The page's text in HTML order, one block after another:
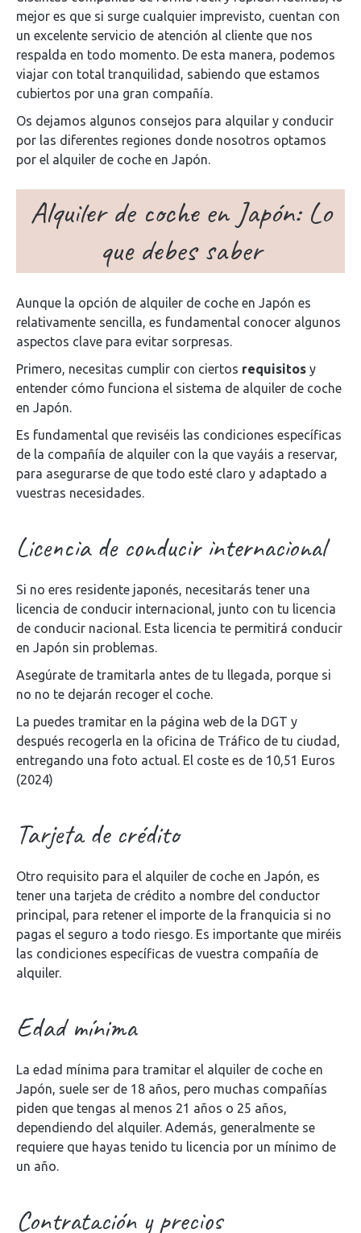
mejor es que si surge cualquier imprevisto, cuentan con
un excelente servicio de atención al cliente que nos
respalda en todo momento. De esta manera, podemos
viajar con total tranquilidad, sabiendo que estamos
cubiertos por una gran compañía.
Os dejamos algunos consejos para alquilar y conducir
por las diferentes regiones donde nosotros optamos
por el alquiler de coche en Japón.
Alquiler de coche en Japón: Lo
que debes saber
Aunque la opción de alquiler de coche en Japón es
relativamente sencilla, es fundamental conocer algunos
aspectos clave para evitar sorpresas.
Primero, necesitas cumplir con ciertos requisitos y
entender cómo funciona el sistema de alquiler de coche
en Japón.
Es fundamental que reviséis las condiciones específicas
de la compañía de alquiler con la que vayáis a reservar,
para asegurarse de que todo esté claro y adaptado a
vuestras necesidades.
Licencia de conducir internacional
Si no eres residente japonés, necesitarás tener una
licencia de conducir internacional, junto con tu licencia
de conducir nacional. Esta licencia te permitirá conducir
en Japón sin problemas.
Asegúrate de tramitarla antes de tu llegada, porque si
no no te dejarán recoger el coche.
La puedes tramitar en la página web de la DGT y
después recogerla en la oficina de Tráfico de tu ciudad,
entregando una foto actual. El coste es de 10,51 Euros
(2024)
Tarjeta de crédito
Otro requisito para el alquiler de coche en Japón, es
tener una tarjeta de crédito a nombre del conductor
principal, para retener el importe de la franquicia si no
pagas el seguro a todo riesgo. Es importante que miréis
las condiciones específicas de vuestra compañía de
alquiler.
Edad mínima
La edad mínima para tramitar el alquiler de coche en
Japón, suele ser de 18 años, pero muchas compañías
piden que tengas al menos 21 años o 25 años,
dependiendo del alquiler. Además, generalmente se
requiere que hayas tenido tu licencia por un mínimo de
un año.
Contratación y precios